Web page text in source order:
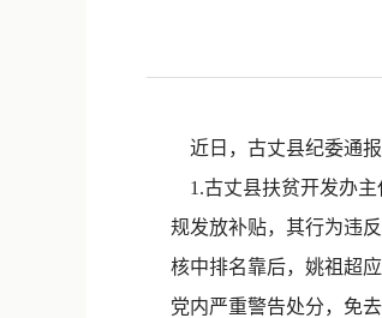
近日，古丈县纪委通报
1.古丈县扶贫开发办主
规发放补贴，其行为违
核中排名靠后，姚祖超
党内严重警告处分，免